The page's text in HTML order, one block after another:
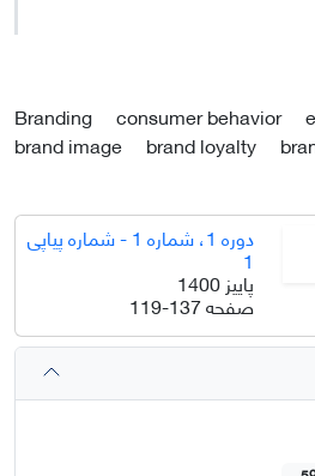
Branding consumer behavior
brand image
brand loyalty
دوره 1، شماره 1 - شماره پیاپی
1
پاییز 1400
صفحه119-137